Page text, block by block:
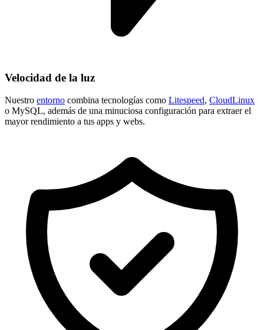
Velocidad de la luz
Nuestro entorno combina tecnologías como Litespeed, CloudLinux
o MySQL, además de una minuciosa configuración para extraer el
mayor rendimiento a tus apps y webs.